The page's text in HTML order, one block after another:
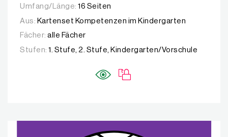
Umfang/Länge: 16 Seiten
Aus: Kartenset Kompetenzen im Kindergarten
Fächer: alle Fächer
Stufen: 1. Stufe, 2. Stufe, Kindergarten/Vorschule